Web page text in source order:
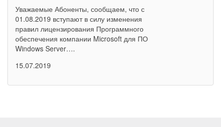
Уважаемые Абоненты, сообщаем, что с
01.08.2019 вступают в силу изменения
правил лицензирования Программного
обеспечения компании Microsoft для ПО
Windows Server….
15.07.2019